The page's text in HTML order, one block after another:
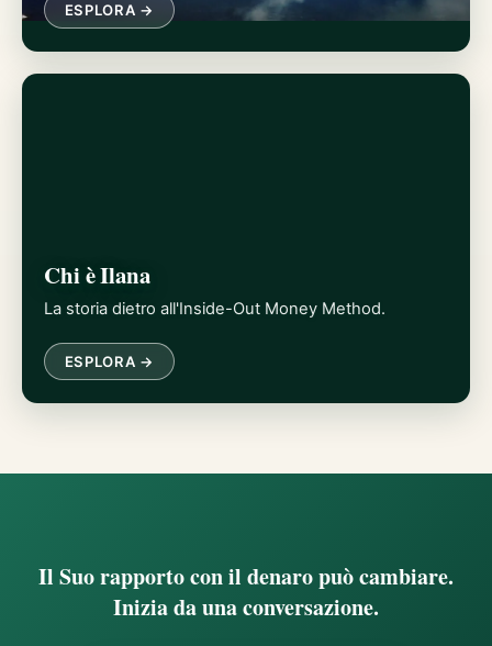
ESPLORA →
Chi è Ilana
La storia dietro all'Inside-Out Money Method.
ESPLORA →
Il Suo rapporto con il denaro può cambiare.
Inizia da una conversazione.